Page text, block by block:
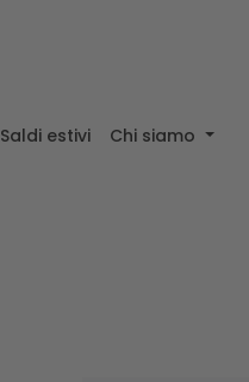
Saldi estivi Chi siamo